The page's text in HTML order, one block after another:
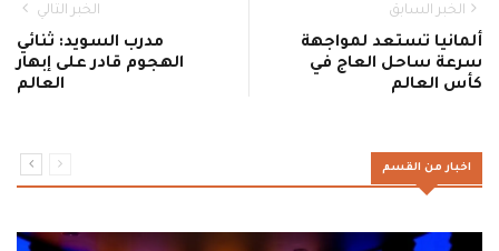
الخبر السابق
ألمانيا تستعد لمواجهة
سرعة ساحل العاج في
كأس العالم
الخبر التالي
مدرب السويد: ثنائي
الهجوم قادر على إبهار
العالم
اخبار من القسم